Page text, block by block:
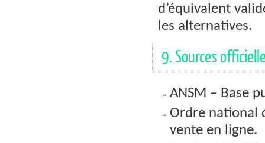
d’équivalent
les alternatives.
9. Sources
ANSM – Base
Ordre national
vente en ligne.